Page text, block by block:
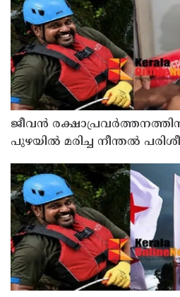
ജീവൻ
പുഴയിൽ മരിച്ച നീന്തൽ
മൃതദേഹത്തോട് അനാദരവ് :
നടപടിയെന്ന് കളക്ടർ